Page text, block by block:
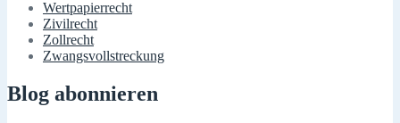
Wertpapierrecht
Zivilrecht
Zollrecht
Zwangsvollstreckung
Blog abonnieren